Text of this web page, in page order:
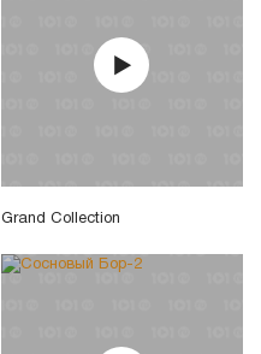
Grand Collection